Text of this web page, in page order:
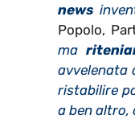
news
Popolo,
ma
avvelenata
ristabilire
a ben altro,